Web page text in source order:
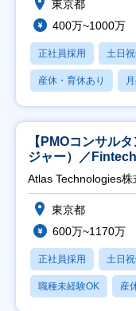
東京都
400万~1000万
正社員採用 土日
産休・育休あり
【PMOコンサル
ジャー）／
Atlas Technologies株
東京都
600万~1170万
正社員採用 土日
職種未経験OK 産